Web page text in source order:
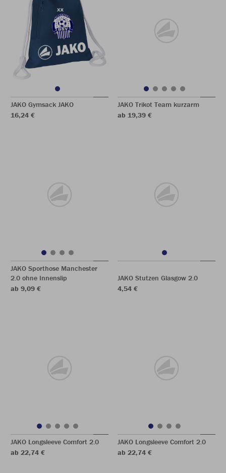
JAKO Gymsack JAKO
16,24 €
JAKO Trikot Team kurzarm
ab 19,39 €
JAKO Sporthose Manchester
2.0 ohne Innenslip
ab 9,09 €
JAKO Stutzen Glasgow 2.0
4,54 €
JAKO Longsleeve Comfort 2.0
ab 22,74 €
JAKO Longsleeve Comfort 2.0
ab 22,74 €